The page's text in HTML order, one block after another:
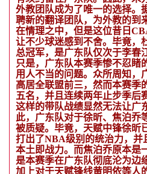
外教团队成为了唯一的选择。
聘新的翻译团队，为外教的到
在情理之中，但是这位昔日
让不少球迷感到不舍。毕竟，
总冠军，是广东队仅次于李春
只是，广东队本赛季惨不忍睹
用人不当的问题。众所周知，
高居全联盟前三，然而本赛季
五名，并且连续两年止步季后
这样的带队战绩显然无法让广
此，广东队对于徐昕、焦泊乔
被质疑。毕竟，天赋中锋徐昕
打出了NBA级别的统治力，并
本土即战力。而焦泊乔原本是
是本赛季在广东队彻底沦为边
加上对于天赋锋线黄明依等人